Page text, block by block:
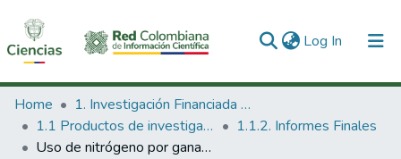
Log In (current)
Communities & Collections
All of DSpace
Home
1. Investigación Financiada con Recursos Públicos
1.1 Productos de investigación
1.1.2. Informes Finales
Uso de nitrógeno por ganado bovino criollo colombiano bajo sistemas silvopastoriles intensivos (SSPi) con Leucaena leucocephala en condiciones de bosque seco tropical.